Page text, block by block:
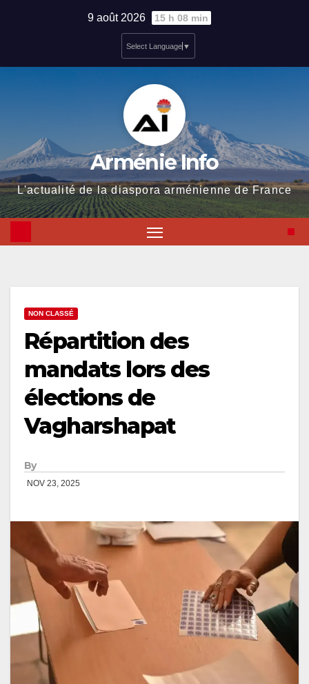
9 août 2026 15 h 08 min
Select Language ▼
Arménie Info
L'actualité de la diaspora arménienne de France
NON CLASSÉ
Répartition des
mandats lors des
élections de
Vagharshapat
By
NOV 23, 2025